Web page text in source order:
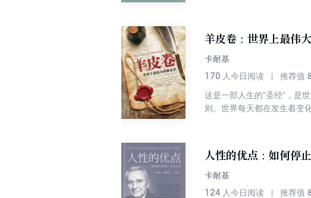
羊皮卷：世界上最伟
卡耐基
170 人今日阅读 推荐值
这是一部人生的“圣经”，是
则。世界每天都在发生着变
人性的优点：如何停
卡耐基
124 人今日阅读 推荐值